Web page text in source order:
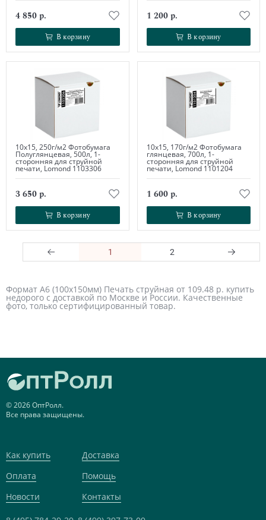
4 850 р.
В корзину
В корзину
1 200 р.
В корзину
В корзину
10х15, 250г/м2 Фотобумага
Полуглянцевая, 500л, 1-
сторонняя для струйной
печати, Lomond 1103306
3 650 р.
В корзину
В корзину
10х15, 170г/м2 Фотобумага
глянцевая, 700л, 1-
сторонняя для струйной
печати, Lomond 1101204
1 600 р.
В корзину
В корзину
1 2
Формат А6 (100х150мм) Печать струйная от 109.48 р. купить
недорого с доставкой по Москве и России. Качественные
фото, только сертифицированный товар.
© 2026 ОптРолл.
Все права защищены.
Как купить
Доставка
Оплата
Помощь
Новости
Контакты